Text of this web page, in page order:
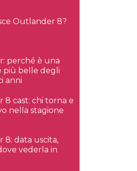
Outlander 8?
perché è una
più belle degli
anni
8 cast: chi torna e
nella stagione
8: data uscita,
vederla in